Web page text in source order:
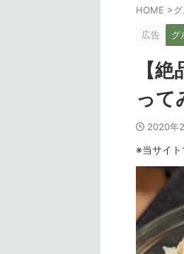
HOME >
広告 グ
【
って
2020年
※当サイト